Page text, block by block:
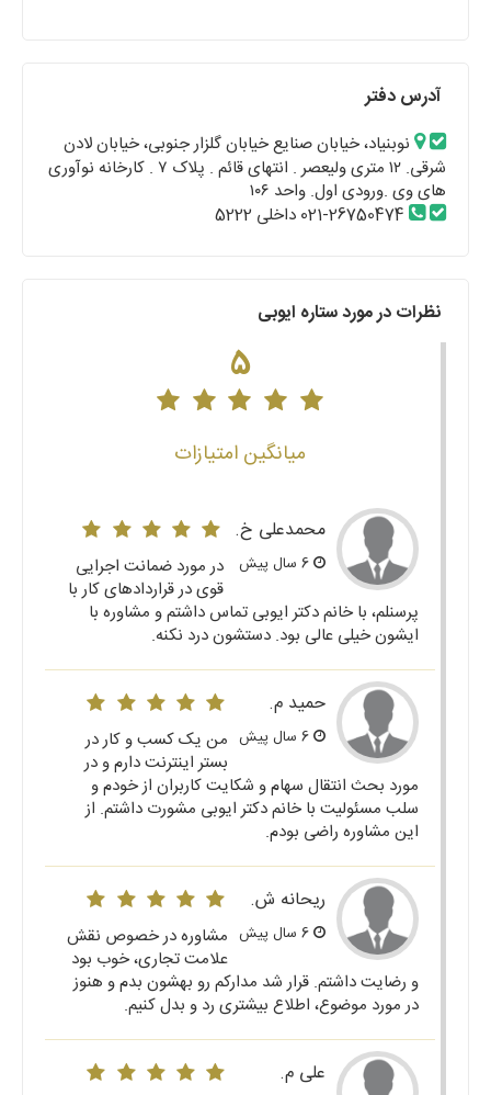
آدرس دفتر
نوبنیاد، خیابان صنایع خیابان گلزار جنوبی، خیابان لادن
شرقی. ۱۲ متری ولیعصر . انتهای قائم . پلاک ۷ . کارخانه نوآوری
های وی .ورودی اول. واحد ۱۰۶
021-26750474 داخلی 5222
نظرات در مورد ستاره ایوبی
5
میانگین امتیازات
محمدعلی خ.
در مورد ضمانت اجرایی
قوی در قراردادهای کار با
پرسنلم، با خانم دکتر ایوبی تماس داشتم و مشاوره با
ایشون خیلی عالی بود. دستشون درد نکنه.
حمید م.
من یک کسب و کار در
بستر اینترنت دارم و در
مورد بحث انتقال سهام و شکایت کاربران از خودم و
سلب مسئولیت با خانم دکتر ایوبی مشورت داشتم. از
این مشاوره راضی بودم.
ریحانه ش.
مشاوره در خصوص نقش
علامت تجاری، خوب بود
و رضایت داشتم. قرار شد مدارکم رو بهشون بدم و هنوز
در مورد موضوع، اطلاع بیشتری رد و بدل کنیم.
علی م.